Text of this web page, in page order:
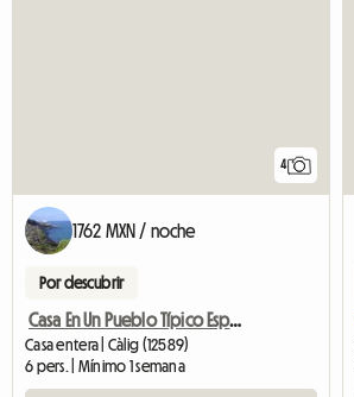
4
1762 MXN / noche
Por descubrir
Casa En Un Pueblo Típico Español
Casa entera | Càlig (12589)
6 pers. | Mínimo 1 semana